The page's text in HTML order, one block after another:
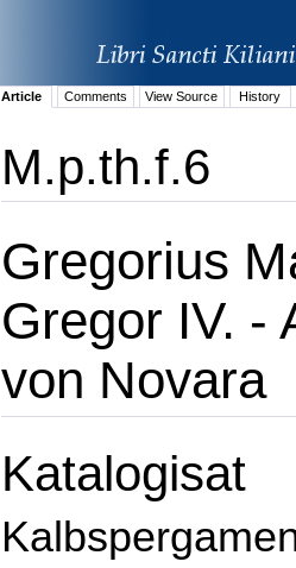
Article Comments View Source History
M.p.th.f.6
Gregorius
Gregor IV. -
von Novara
Katalogisat